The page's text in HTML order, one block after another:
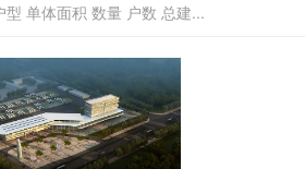
单体面积 数量 户数 总建...